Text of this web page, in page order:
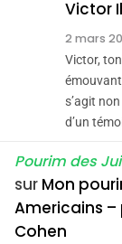
Victor
2 mars
Victor,
émouvant
s’agit
d’un
Pourim des
sur Mon
Americains –
Cohen